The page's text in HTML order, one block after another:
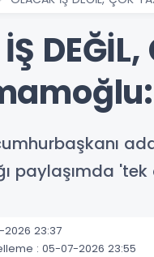
paylaşımda 'tek
23:37
: 05-07-2026 23:55